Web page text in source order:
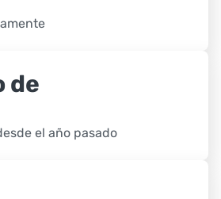
de
el año pasado